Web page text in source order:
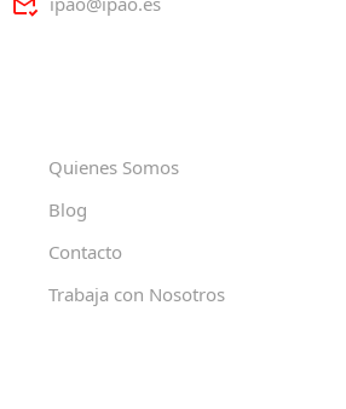
Quienes Somos
Blog
Contacto
Trabaja con Nosotros